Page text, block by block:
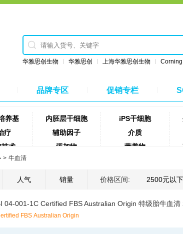
华雅思创生物 华雅思创 上海华雅思创生物
品牌专区 促销专栏
养基 内胚层干细胞 iPS干细胞
疗 辅助因子 介质
技术 添加物 营养物
试剂
牛血清
人气 销量 价格区间: 2500元以下
04-001-1C Certified FBS Australian Origin 特级胎牛血清
FBS Australian Origin